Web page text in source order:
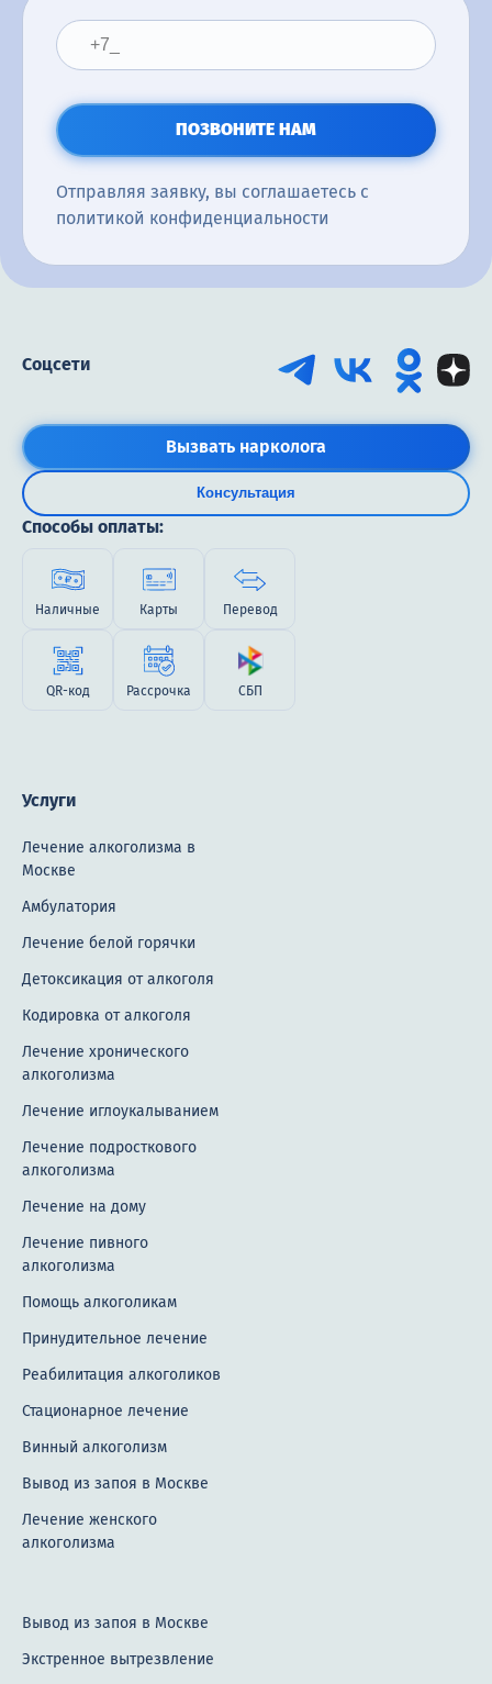
ПОЗВОНИТЕ НАМ
Отправляя заявку, вы соглашаетесь с
политикой конфиденциальности
Соцсети
Вызвать нарколога
Консультация
Способы оплаты:
Наличные Карты Перевод
QR-код Рассрочка СБП
Услуги
Лечение алкоголизма в
Москве
Амбулатория
Лечение белой горячки
Детоксикация от алкоголя
Кодировка от алкоголя
Лечение хронического
алкоголизма
Лечение иглоукалыванием
Лечение подросткового
алкоголизма
Лечение на дому
Лечение пивного
алкоголизма
Помощь алкоголикам
Принудительное лечение
Реабилитация алкоголиков
Стационарное лечение
Винный алкоголизм
Вывод из запоя в Москве
Лечение женского
алкоголизма
Вывод из запоя в Москве
Экстренное вытрезвление